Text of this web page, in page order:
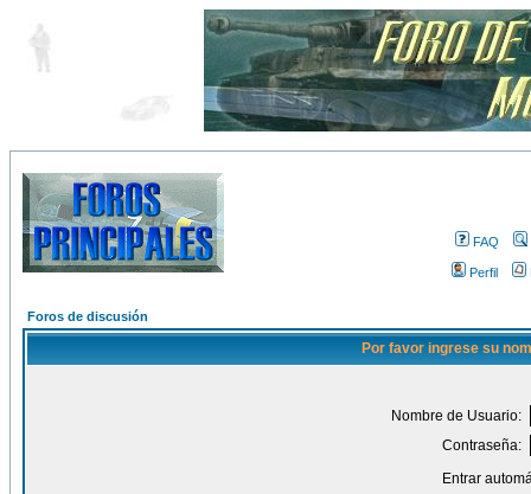
FAQ
Perfil
Foros de discusión
Por favor ingrese su
Nombre de Usuario:
Contraseña:
Entrar